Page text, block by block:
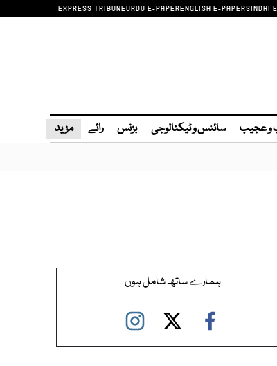
EXPRESS TRIBUNEURDU E-PAPERENGLISH E-PAPERSINDHI
و عجیب سائنس و ٹیکنالوجی بزنس رائے مزید
ہمارے ساتھ شامل ہوں